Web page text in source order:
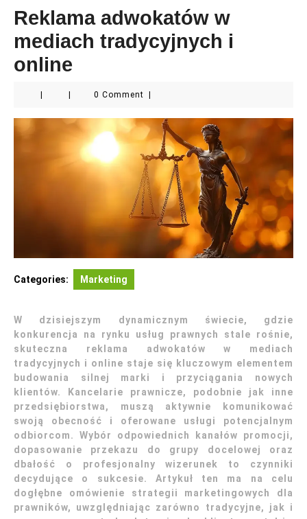
Reklama adwokatów w
mediach tradycyjnych i
online
0 Comment
Categories: Marketing
W dzisiejszym dynamicznym świecie, gdzie
konkurencja na rynku usług prawnych stale rośnie,
skuteczna reklama adwokatów w mediach
tradycyjnych i online staje się kluczowym elementem
budowania silnej marki i przyciągania nowych
klientów. Kancelarie prawnicze, podobnie jak inne
przedsiębiorstwa, muszą aktywnie komunikować
swoją obecność i oferowane usługi potencjalnym
odbiorcom. Wybór odpowiednich kanałów promocji,
dopasowanie przekazu do grupy docelowej oraz
dbałość o profesjonalny wizerunek to czynniki
decydujące o sukcesie. Artykuł ten ma na celu
dogłębne omówienie strategii marketingowych dla
prawników, uwzględniając zarówno tradycyjne, jak i